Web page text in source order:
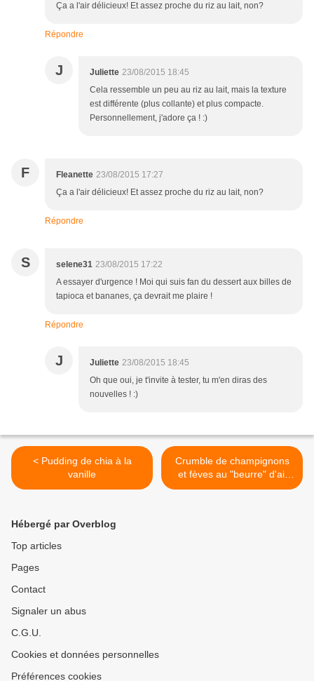
Ça a l'air délicieux! Et assez proche du riz au lait, non?
Répondre
J Juliette 23/08/2015 18:45
Cela ressemble un peu au riz au lait, mais la texture
est différente (plus collante) et plus compacte.
Personnellement, j'adore ça ! :)
F Fleanette 23/08/2015 17:27
Ça a l'air délicieux! Et assez proche du riz au lait, non?
Répondre
S selene31 23/08/2015 17:22
A essayer d'urgence ! Moi qui suis fan du dessert aux billes de
tapioca et bananes, ça devrait me plaire !
Répondre
J Juliette 23/08/2015 18:45
Oh que oui, je t'invite à tester, tu m'en diras des
nouvelles ! :)
< Pudding de chia à la
vanille
Crumble de champignons
et fèves au "beurre" d'ail
persillé >
Hébergé par Overblog
Top articles
Pages
Contact
Signaler un abus
C.G.U.
Cookies et données personnelles
Préférences cookies